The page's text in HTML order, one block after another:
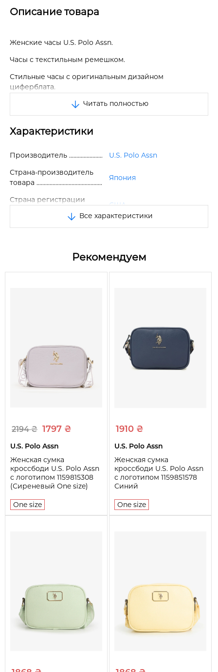
Описание товара
Женские часы U.S. Polo Assn.
Часы с текстильным ремешком.
Стильные часы с оригинальным дизайном
циферблата.
Коллекция часов U.S. Polo Assn состоит из
обновленных классических часов, предназначенных
Диаметр корпуса - 3,5 см.
Длина ремешка - 21 см.
Читать полностью
Характеристики
Производитель
U.S. Polo Assn
Страна-производитель
товара
Япония
Страна регистрации
США
Размер
One size
Металл/Текстиль
Ширина ремешка
1,8 см
Все характеристики
Рекомендуем
2194 ₴ 1797 ₴
U.S. Polo Assn
Женская сумка
кроссбоди U.S. Polo Assn
с логотипом 1159815308
(Сиреневый One size)
One size
1910 ₴
U.S. Polo Assn
Женская сумка
кроссбоди U.S. Polo Assn
с логотипом 1159851578
Синий
One size